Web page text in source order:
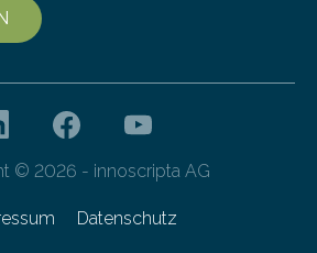
© 2026 - innoscripta AG
Datenschutz